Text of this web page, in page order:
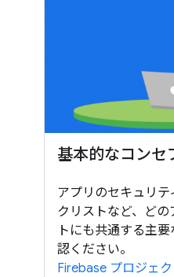
基本的なコンセ
アプリのセキュリテ
クリストなど、ど
トにも共通する主
認ください。
Firebase プロジェ